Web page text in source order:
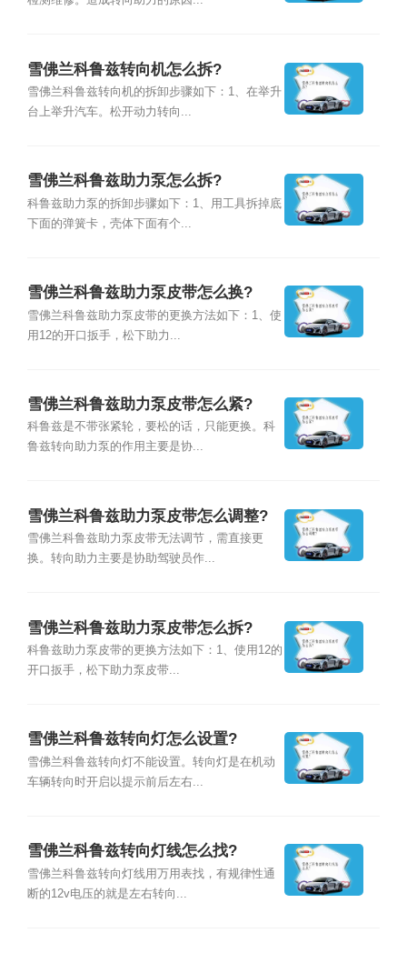
雪佛兰科鲁兹转向机怎么拆?
雪佛兰科鲁兹转向机的拆卸步骤如下：1、在举升
台上举升汽车。松开动力转向...
雪佛兰科鲁兹助力泵怎么拆?
科鲁兹助力泵的拆卸步骤如下：1、用工具拆掉底
下面的弹簧卡，壳体下面有个...
雪佛兰科鲁兹助力泵皮带怎么换?
雪佛兰科鲁兹助力泵皮带的更换方法如下：1、使
用12的开口扳手，松下助力...
雪佛兰科鲁兹助力泵皮带怎么紧?
科鲁兹是不带张紧轮，要松的话，只能更换。科
鲁兹转向助力泵的作用主要是协...
雪佛兰科鲁兹助力泵皮带怎么调整?
雪佛兰科鲁兹助力泵皮带无法调节，需直接更
换。转向助力主要是协助驾驶员作...
雪佛兰科鲁兹助力泵皮带怎么拆?
科鲁兹助力泵皮带的更换方法如下：1、使用12的
开口扳手，松下助力泵皮带...
雪佛兰科鲁兹转向灯怎么设置?
雪佛兰科鲁兹转向灯不能设置。转向灯是在机动
车辆转向时开启以提示前后左右...
雪佛兰科鲁兹转向灯线怎么找?
雪佛兰科鲁兹转向灯线用万用表找，有规律性通
断的12v电压的就是左右转向...